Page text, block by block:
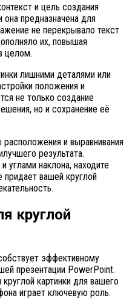
и цель создания
она предназначена для
не перекрывало текст
их, повышая
целом.
лишними деталями или
положения и
не только создание
но и сохранение её
и выравнивания
результата.
углами наклона, находите
вашей круглой
круглой
эффективному
презентации PowerPoint.
картинки для вашего
играет ключевую роль.